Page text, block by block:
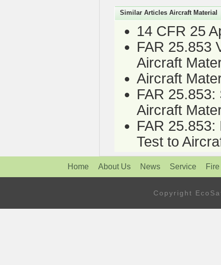
Similar Articles Aircraft Material
14 CFR 25
FAR 25.853
Aircraft
Aircraft
FAR 25.853:
Aircraft
FAR
Test to
Home About Us News Service
Copyright